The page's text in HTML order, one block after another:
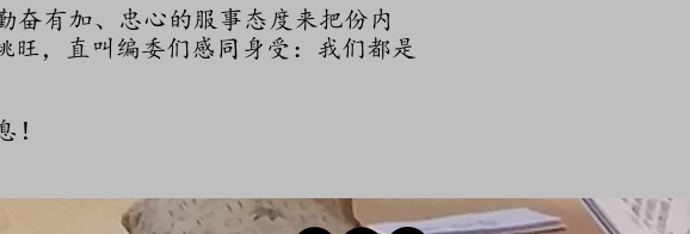
有加、忠心的服事态度来把份内
，直叫编委们感同身受：我们都是